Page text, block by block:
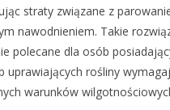
straty związane z
nawodnieniem. Takie
polecane dla osób
uprawiających rośliny
warunków